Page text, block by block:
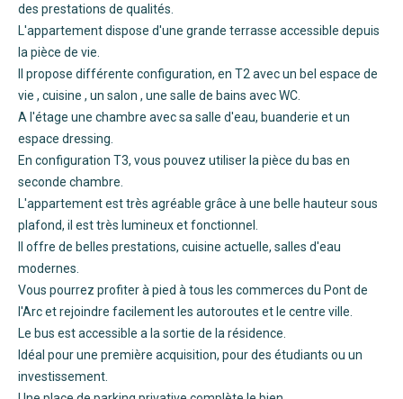
des prestations de qualités.
L'appartement dispose d'une grande terrasse accessible depuis
la pièce de vie.
Il propose différente configuration, en T2 avec un bel espace de
vie , cuisine , un salon , une salle de bains avec WC.
A l'étage une chambre avec sa salle d'eau, buanderie et un
espace dressing.
En configuration T3, vous pouvez utiliser la pièce du bas en
seconde chambre.
L'appartement est très agréable grâce à une belle hauteur sous
plafond, il est très lumineux et fonctionnel.
Il offre de belles prestations, cuisine actuelle, salles d'eau
modernes.
Vous pourrez profiter à pied à tous les commerces du Pont de
l'Arc et rejoindre facilement les autoroutes et le centre ville.
Le bus est accessible a la sortie de la résidence.
Idéal pour une première acquisition, pour des étudiants ou un
investissement.